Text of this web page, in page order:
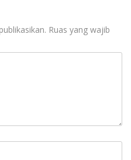
Ruas yang wajib